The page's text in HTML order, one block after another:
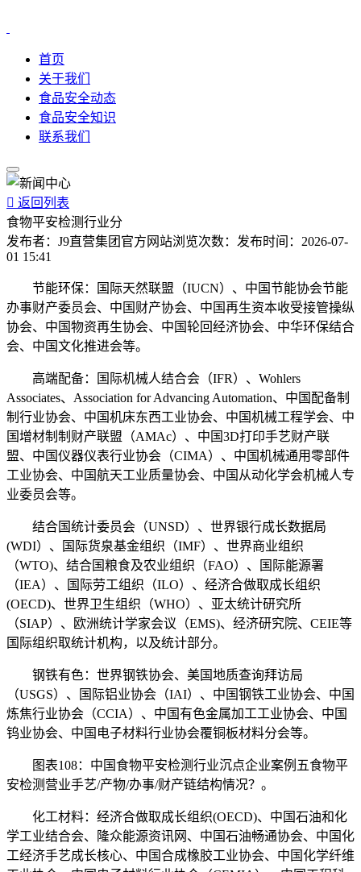
首页
关于我们
食品安全动态
食品安全知识
联系我们
 返回列表
食物平安检测行业分
发布者： J9直营集团官方网站浏览次数： 发布时间： 2026-07-
01 15:41
节能环保：国际天然联盟（IUCN）、中国节能协会节能
办事财产委员会、中国财产协会、中国再生资本收受接管操纵
协会、中国物资再生协会、中国轮回经济协会、中华环保结合
会、中国文化推进会等。
高端配备：国际机械人结合会（IFR）、Wohlers
Associates、Association for Advancing Automation、中国配备制
制行业协会、中国机床东西工业协会、中国机械工程学会、中
国增材制制财产联盟（AMAc）、中国3D打印手艺财产联
盟、中国仪器仪表行业协会（CIMA）、中国机械通用零部件
工业协会、中国航天工业质量协会、中国从动化学会机械人专
业委员会等。
结合国统计委员会（UNSD）、世界银行成长数据局
(WDI）、国际货泉基金组织（IMF）、世界商业组织
（WTO)、结合国粮食及农业组织（FAO）、国际能源署
（IEA）、国际劳工组织（ILO）、经济合做取成长组织
(OECD)、世界卫生组织（WHO）、亚太统计研究所
（SIAP）、欧洲统计学家会议（EMS)、经济研究院、CEIE等
国际组织取统计机构，以及统计部分。
钢铁有色：世界钢铁协会、美国地质查询拜访局
（USGS）、国际铝业协会（IAI）、中国钢铁工业协会、中国
炼焦行业协会（CCIA）、中国有色金属加工工业协会、中国
钨业协会、中国电子材料行业协会覆铜板材料分会等。
图表108：中国食物平安检测行业沉点企业案例五食物平
安检测营业手艺/产物/办事/财产链结构情况？。
化工材料：经济合做取成长组织(OECD)、中国石油和化
学工业结合会、隆众能源资讯网、中国石油畅通协会、中国化
工经济手艺成长核心、中国合成橡胶工业协会、中国化学纤维